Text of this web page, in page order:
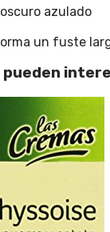
azulado
un fuste